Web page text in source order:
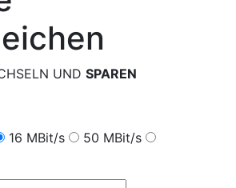
UND SPAREN
16 MBit/s
50 MBit/s